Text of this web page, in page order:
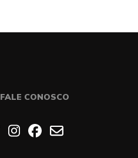
FALE CONOSCO